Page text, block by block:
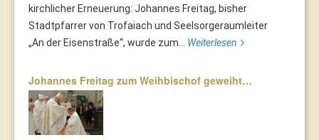
kirchlicher Erneuerung: Johannes Freitag, bisher
Stadtpfarrer von Trofaiach und Seelsorgeraumleiter
„An der Eisenstraße“, wurde zum... Weiterlesen
Johannes Freitag zum Weihbischof geweiht…